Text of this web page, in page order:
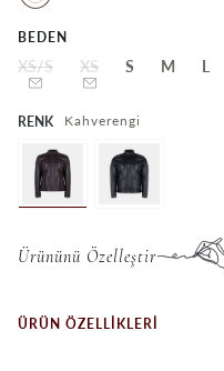
BEDEN
XS/S XS S M L
RENK Kahverengi
Ürününü Özelleştir
ÜRÜN ÖZELLIKLERI